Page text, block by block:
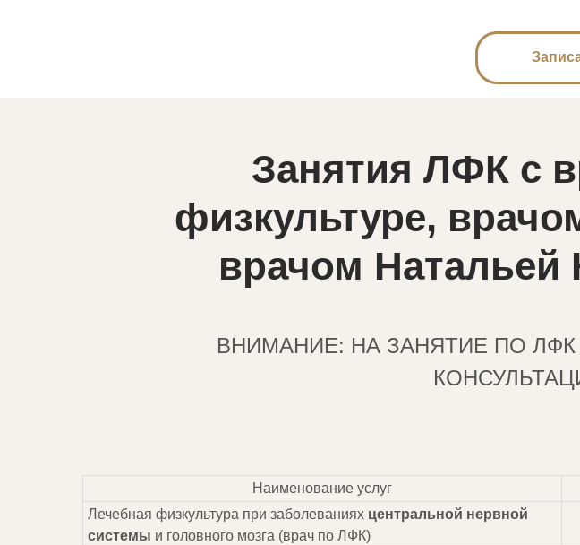
Занятия ЛФК с
физкультуре,
врачом
ВНИМАНИЕ: НА ЗАНЯТИЕ ПО
Наименование услуг
Лечебная физкультура при заболеваниях центральной нервной
системы и головного мозга (врач по ЛФК)